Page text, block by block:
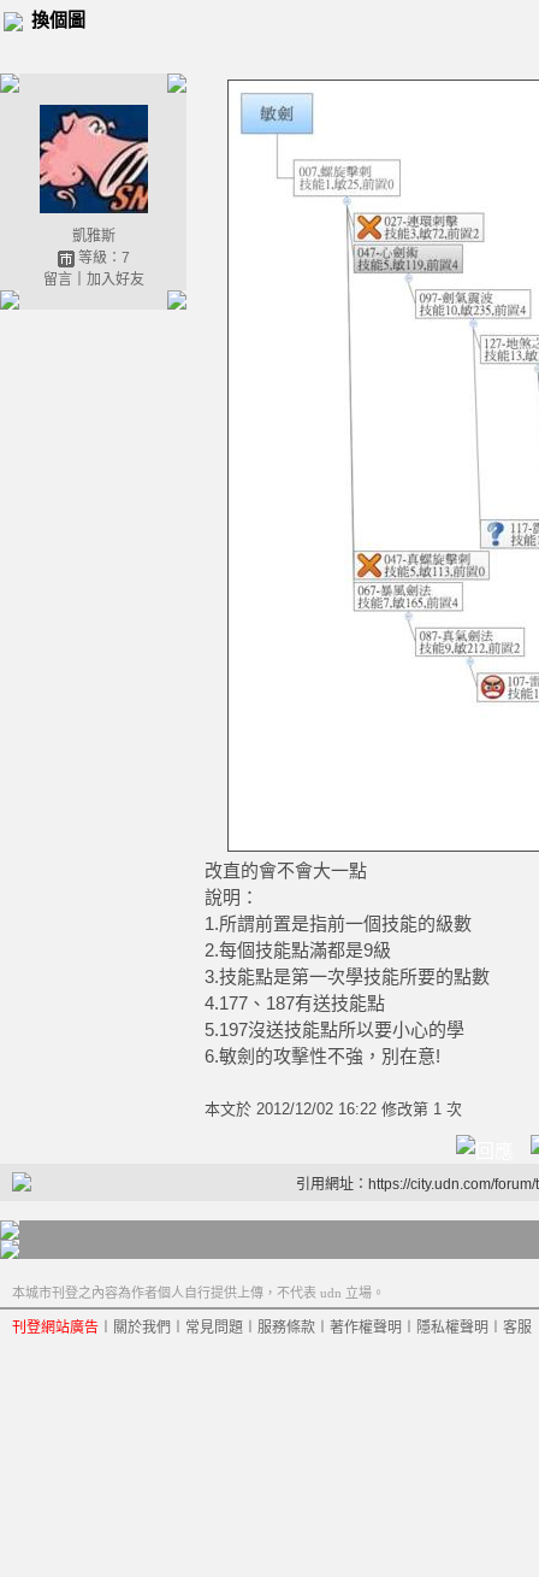
換個圖
凱雅斯
等級：7
留言｜ 加入好友
改直的會不會大一點
說明：
1.所謂前置是指前一個技能的級數
2.每個技能點滿都是9級
3.技能點是第一次學技能所要的點數
4.177、187有送技能點
5.197沒送技能點所以要小心的學
6.敏劍的攻擊性不強，別在意!
本文於 2012/12/02 16:22 修改第 1 次
引用網址：https://city.udn.com/
本城市刊登之內容為作者個人自行提供上傳，不代表 udn 立場。
刊登網站廣告 關於我們 常見問題 服務條款 著作權聲明 隱私權聲明 客服